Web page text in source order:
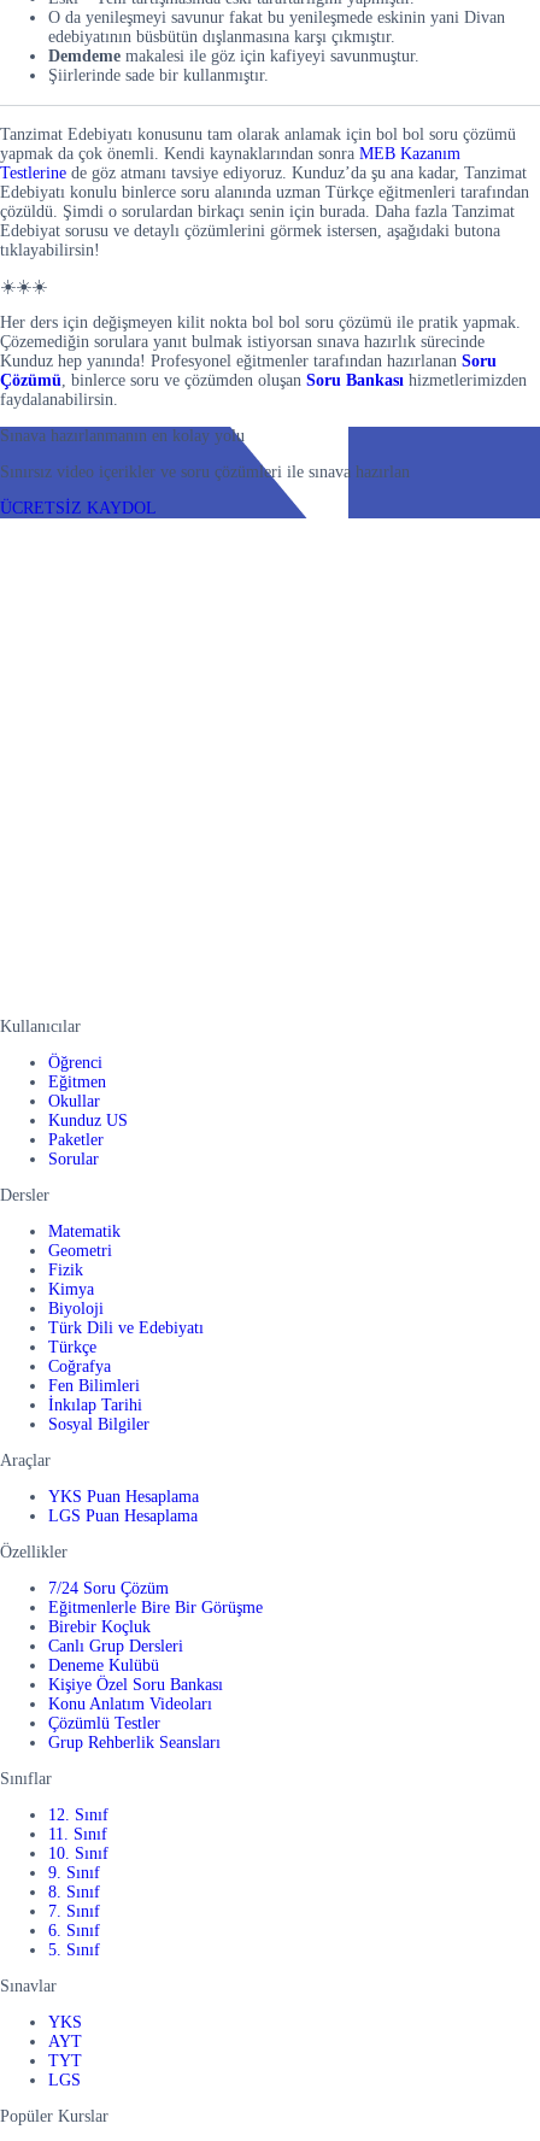
O da yenileşmeyi savunur fakat bu yenileşmede eskinin yani Divan
edebiyatının büsbütün dışlanmasına karşı çıkmıştır.
Demdeme makalesi ile göz için kafiyeyi savunmuştur.
Şiirlerinde sade bir kullanmıştır.
Tanzimat Edebiyatı konusunu tam olarak anlamak için bol bol soru çözümü
yapmak da çok önemli. Kendi kaynaklarından sonra MEB Kazanım
Testlerine de göz atmanı tavsiye ediyoruz. Kunduz’da şu ana kadar, Tanzimat
Edebiyatı konulu binlerce soru alanında uzman Türkçe eğitmenleri tarafından
çözüldü. Şimdi o sorulardan birkaçı senin için burada. Daha fazla Tanzimat
Edebiyat sorusu ve detaylı çözümlerini görmek istersen, aşağıdaki butona
tıklayabilirsin!
☀️☀️☀️
Her ders için değişmeyen kilit nokta bol bol soru çözümü ile pratik yapmak.
Çözemediğin sorulara yanıt bulmak istiyorsan sınava hazırlık sürecinde
Kunduz hep yanında! Profesyonel eğitmenler tarafından hazırlanan Soru
Çözümü , binlerce soru ve çözümden oluşan Soru Bankası hizmetlerimizden
faydalanabilirsin.
Sınava hazırlanmanın en kolay yolu
Sınırsız video içerikler ve soru çözümleri ile sınava hazırlan
ÜCRETSİZ KAYDOL
Kullanıcılar
Öğrenci
Eğitmen
Okullar
Kunduz US
Paketler
Sorular
Dersler
Matematik
Geometri
Fizik
Kimya
Biyoloji
Türk Dili ve Edebiyatı
Türkçe
Coğrafya
Fen Bilimleri
İnkılap Tarihi
Sosyal Bilgiler
Araçlar
YKS Puan Hesaplama
LGS Puan Hesaplama
Özellikler
7/24 Soru Çözüm
Eğitmenlerle Bire Bir Görüşme
Birebir Koçluk
Canlı Grup Dersleri
Deneme Kulübü
Kişiye Özel Soru Bankası
Konu Anlatım Videoları
Çözümlü Testler
Grup Rehberlik Seansları
Sınıflar
12. Sınıf
11. Sınıf
10. Sınıf
9. Sınıf
8. Sınıf
7. Sınıf
6. Sınıf
5. Sınıf
Sınavlar
YKS
AYT
TYT
LGS
Popüler Kurslar